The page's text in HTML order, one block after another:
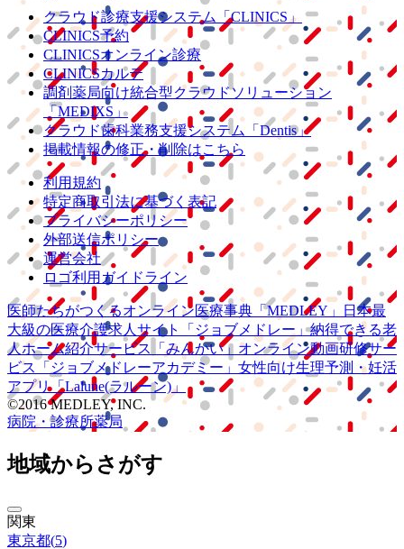
クラウド診療支援システム
「CLINICS」
CLINICS予約
CLINICSオンライン診療
CLINICSカルテ
調剤薬局向け統合型クラウドソリューション
「MEDIXS」
クラウド歯科業務支援システム
「Dentis」
掲載情報の修正・削除はこちら
利用規約
特定商取引法に基づく表記
プライバシーポリシー
外部送信ポリシー
運営会社
ロゴ利用ガイドライン
医師たちがつくるオンライン医療事典 「MEDLEY」
日本最
大級の医療介護求人サイト 「ジョブメドレー」納得できる老
人ホーム紹介サービス
「みんかい」 オンライン動画研修サー
ビス
「ジョブメドレーアカデミー」 女性向け生理予測・妊活
アプリ「Lalune(ラルーン)」
©2016 MEDLEY, INC.
病院・診療所薬局
地域からさがす
関東
東京都(5)